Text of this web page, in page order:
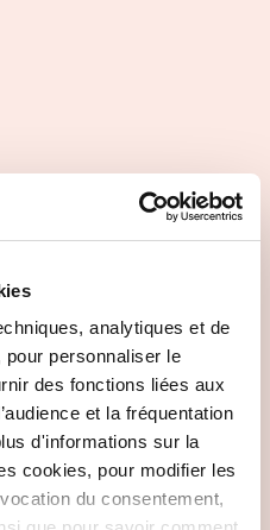
analytiques et de
personnaliser le
des fonctions liées aux
et la fréquentation
d'informations sur la
cookies, pour modifier les
du consentement,
und schmackhaften Idee?
einfach abgießen und
Thunfisch verfeinern.
schützen. Nach dem
und innerhalb von 2